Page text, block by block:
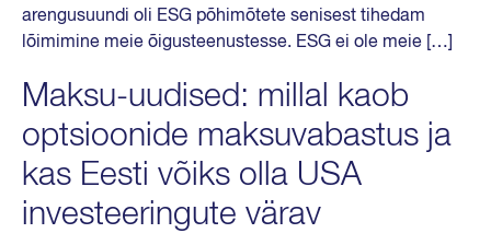
arengusuundi oli ESG põhimõtete senisest tihedam
lõimimine meie õigusteenustesse. ESG ei ole meie […]
Maksu-uudised: millal kaob
optsioonide maksuvabastus ja
kas Eesti võiks olla USA
investeeringute värav